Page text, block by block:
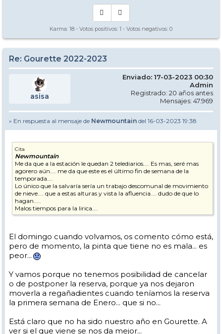
Karma: 18 - Votos positivos: 1 - Votos negativos: 0
Re: Gourette 2022-2023
asisa
Enviado: 17-03-2023 00:30
Admin
Registrado: 20 años antes
Mensajes: 47.969
» En respuesta al mensaje de Newmountain del 16-03-2023 19:38
Cita
Newmountain
Me da que a la estación le quedan 2 telediarios.... Es mas, seré mas
agorero aún.... me da que este es el último fin de semana de la
temporada....
Lo único que la salvaría sería un trabajo descomunal de movimiento
de nieve.... que a estas alturas y vista la afluencia.... dudo de que lo
hagan.....
Malos tiempos para la lirica....
El domingo cuando volvamos, os comento cómo está,
pero de momento, la pinta que tiene no es mala... es
peor...
Y vamos porque no tenemos posibilidad de cancelar
o de postponer la reserva, porque ya nos dejaron
moverla a regañadientes cuando teníamos la reserva
la primera semana de Enero... que si no...
Está claro que no ha sido nuestro año en Gourette. A
ver si el que viene se nos da mejor...